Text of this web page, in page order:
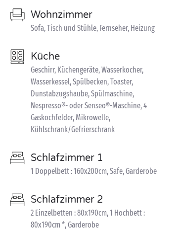
Wohnzimmer
Sofa, Tisch und Stühle, Fernseher, Heizung
Küche
Geschirr, Küchengeräte, Wasserkocher,
Wasserkessel, Spülbecken, Toaster,
Dunstabzugshaube, Spülmaschine,
Nespresso®- oder Senseo®-Maschine, 4
Gaskochfelder, Mikrowelle,
Kühlschrank/Gefrierschrank
Schlafzimmer 1
1 Doppelbett : 160x200cm, Safe, Garderobe
Schlafzimmer 2
2 Einzelbetten : 80x190cm, 1 Hochbett :
80x190cm *, Garderobe